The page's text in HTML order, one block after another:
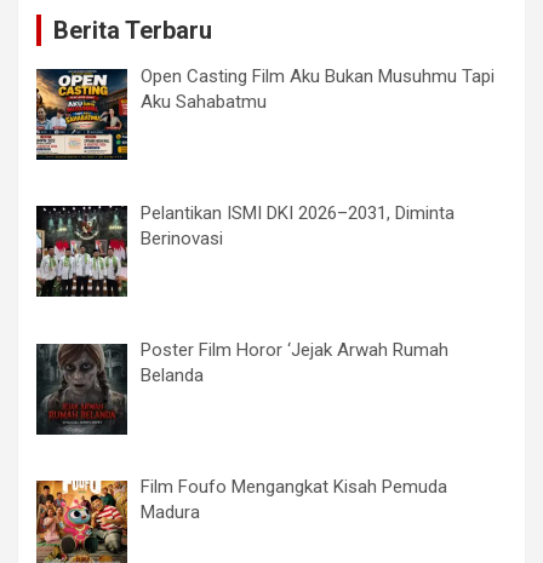
Berita Terbaru
Open Casting Film Aku Bukan Musuhmu Tapi
Aku Sahabatmu
Pelantikan ISMI DKI 2026–2031, Diminta
Berinovasi
Poster Film Horor ‘Jejak Arwah Rumah
Belanda
Film Foufo Mengangkat Kisah Pemuda
Madura